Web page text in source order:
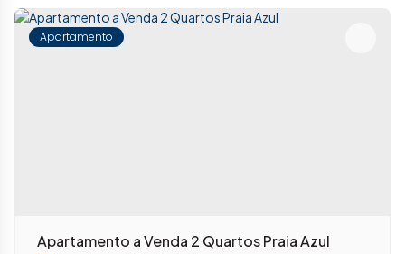
Apartamento
Apartamento a Venda 2 Quartos Praia Azul